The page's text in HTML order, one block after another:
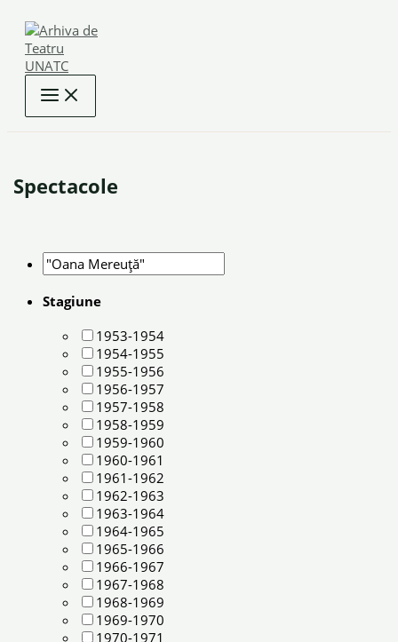
content
Spectacole
Stagiune
1953-1954
1954-1955
1955-1956
1956-1957
1957-1958
1958-1959
1959-1960
1960-1961
1961-1962
1962-1963
1963-1964
1964-1965
1965-1966
1966-1967
1967-1968
1968-1969
1969-1970
1970-1971